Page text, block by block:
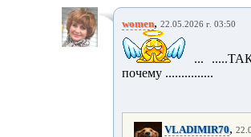
women, 22.05.2026 г. 03:50
...
почему ...............
VLADIMIR70,